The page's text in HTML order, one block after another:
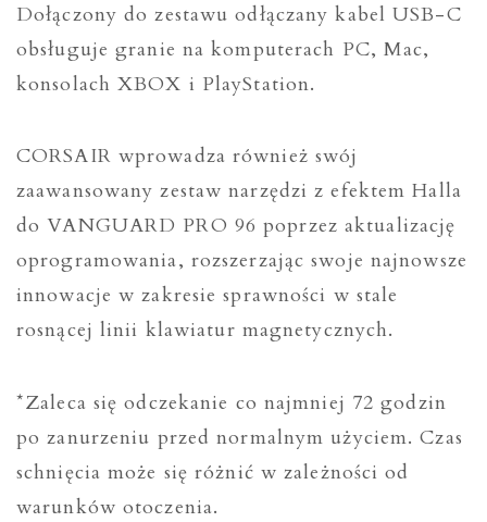
Dołączony do zestawu odłączany kabel USB-C
obsługuje granie na komputerach PC, Mac,
konsolach XBOX i PlayStation.
CORSAIR wprowadza również swój
zaawansowany zestaw narzędzi z efektem Halla
do VANGUARD PRO 96 poprzez aktualizację
oprogramowania, rozszerzając swoje najnowsze
innowacje w zakresie sprawności w stale
rosnącej linii klawiatur magnetycznych.
*Zaleca się odczekanie co najmniej 72 godzin
po zanurzeniu przed normalnym użyciem. Czas
schnięcia może się różnić w zależności od
warunków otoczenia.